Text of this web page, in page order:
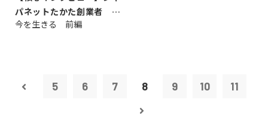
パネットたかた創業者 髙
田 明氏
今を生きる 前編
5 6 7 8 9 10 11